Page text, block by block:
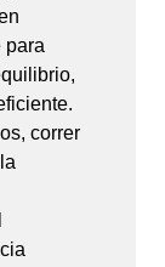
para
correr